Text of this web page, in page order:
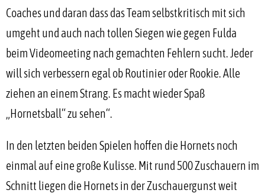
Coaches und daran dass das Team selbstkritisch mit sich
umgeht und auch nach tollen Siegen wie gegen Fulda
beim Videomeeting nach gemachten Fehlern sucht. Jeder
will sich verbessern egal ob Routinier oder Rookie. Alle
ziehen an einem Strang. Es macht wieder Spaß
„Hornetsball“ zu sehen“.
In den letzten beiden Spielen hoffen die Hornets noch
einmal auf eine große Kulisse. Mit rund 500 Zuschauern im
Schnitt liegen die Hornets in der Zuschauergunst weit